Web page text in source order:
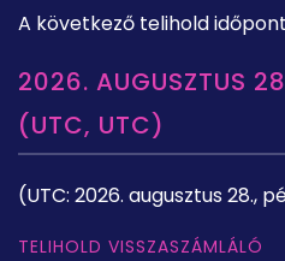
A következő telihold
2026. AUGUSZTUS
(UTC, UTC)
(UTC: 2026. augusztus 28.,
TELIHOLD VISSZASZÁMLÁLÓ